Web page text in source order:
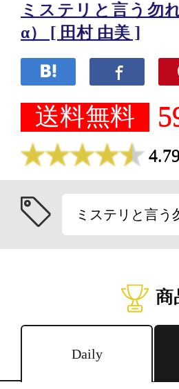
ミステリと言う勿
α） [ 田村 由美 ]
送料無料
ミステリと言う
商
Daily